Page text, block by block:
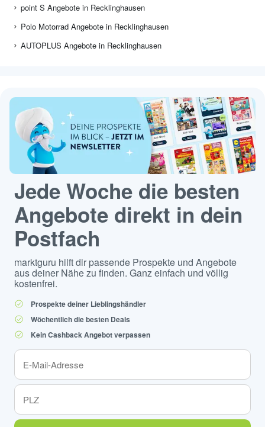
point S Angebote in Recklinghausen
Polo Motorrad Angebote in Recklinghausen
AUTOPLUS Angebote in Recklinghausen
Jede Woche die besten
Angebote direkt in dein
Postfach
marktguru hilft dir passende Prospekte und Angebote
aus deiner Nähe zu finden. Ganz einfach und völlig
kostenfrei.
Prospekte deiner Lieblingshändler
Wöchentlich die besten Deals
Kein Cashback Angebot verpassen